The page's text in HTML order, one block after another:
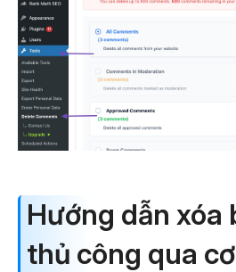
Hướng dẫn xóa
thủ công qua